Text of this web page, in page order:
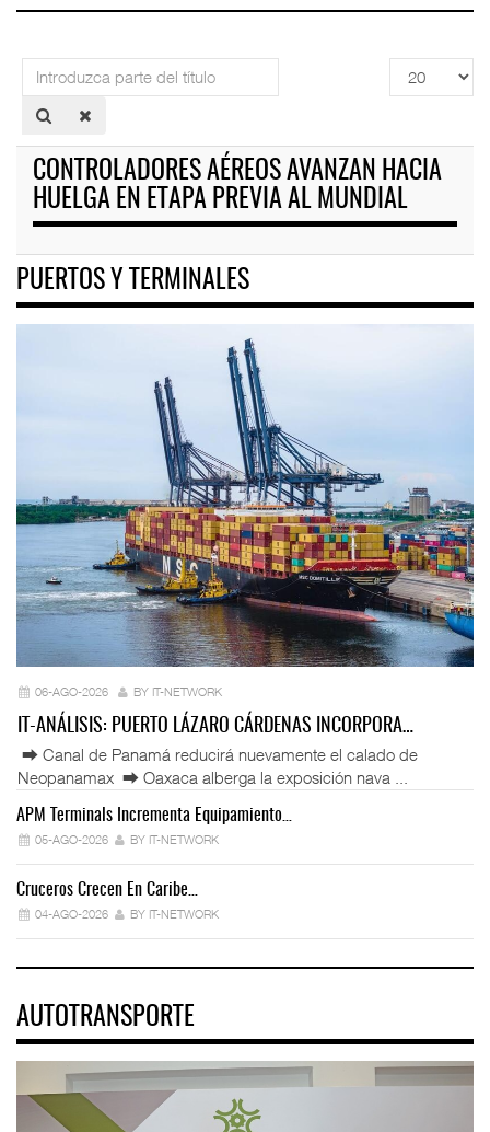
Introduzca
parte
del
Cantidad
a
CONTROLADORES AÉREOS AVANZAN HACIA
HUELGA EN ETAPA PREVIA AL MUNDIAL
PUERTOS Y TERMINALES
06-AGO-2026 BY IT-NETWORK
IT-ANÁLISIS: PUERTO LÁZARO CÁRDENAS INCORPORA…
⮕ Canal de Panamá reducirá nuevamente el calado de
Neopanamax ⮕ Oaxaca alberga la exposición nava ...
APM Terminals Incrementa Equipamiento…
05-AGO-2026 BY IT-NETWORK
Cruceros Crecen En Caribe…
04-AGO-2026 BY IT-NETWORK
AUTOTRANSPORTE